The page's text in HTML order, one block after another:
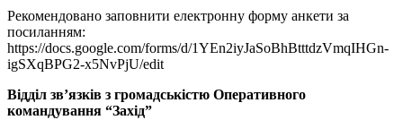
Рекомендовано заповнити електронну форму анкети за
посиланням:
https://docs.google.com/forms/d/1YEn2iyJaSoBhBtttdzVmqIHGn-
igSXqBPG2-x5NvPjU/edit
Відділ зв’язків з громадськістю Оперативного
командування “Захід”